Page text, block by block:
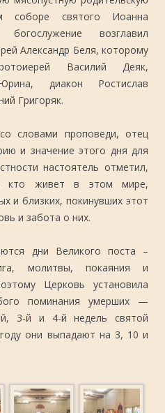
соборе святого Иоанна
возглавил
Александр Беля, которому
Василий Деяк,
диакон Ростислав
Григоряк.
словами проповеди, отец
и значение этого дня для
настоятель отметил,
кто живет в этом мире,
и близких, покинувших этот
и забота о них.
дни Великого поста –
молитвы, покаяния и
Церковь установила
поминания умерших —
й, 3-й и 4-й недель святой
они выпадают на 3, 10 и